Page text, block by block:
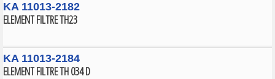
KA 11013-2182
ELEMENT FILTRE TH23
KA 11013-2184
ELEMENT FILTRE TH 034 D